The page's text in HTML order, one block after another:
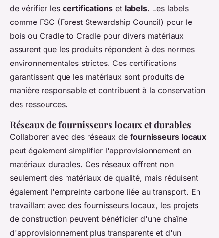
de vérifier les certifications et labels. Les labels
comme FSC (Forest Stewardship Council) pour le
bois ou Cradle to Cradle pour divers matériaux
assurent que les produits répondent à des normes
environnementales strictes. Ces certifications
garantissent que les matériaux sont produits de
manière responsable et contribuent à la conservation
des ressources.
Réseaux de fournisseurs locaux et durables
Collaborer avec des réseaux de fournisseurs locaux
peut également simplifier l'approvisionnement en
matériaux durables. Ces réseaux offrent non
seulement des matériaux de qualité, mais réduisent
également l'empreinte carbone liée au transport. En
travaillant avec des fournisseurs locaux, les projets
de construction peuvent bénéficier d'une chaîne
d'approvisionnement plus transparente et d'un